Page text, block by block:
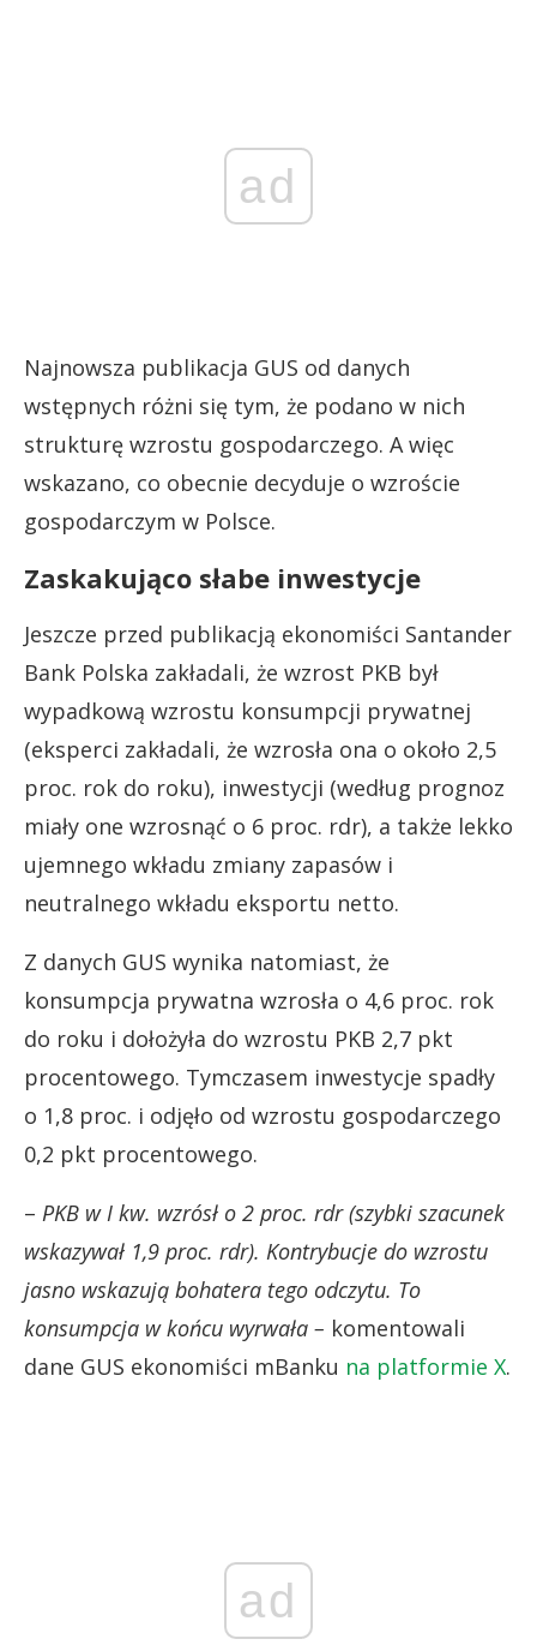
ad
Najnowsza publikacja GUS od danych
wstępnych różni się tym, że podano w nich
strukturę wzrostu gospodarczego. A więc
wskazano, co obecnie decyduje o wzroście
gospodarczym w Polsce.
Zaskakująco słabe inwestycje
Jeszcze przed publikacją ekonomiści Santander
Bank Polska zakładali, że wzrost PKB był
wypadkową wzrostu konsumpcji prywatnej
(eksperci zakładali, że wzrosła ona o około 2,5
proc. rok do roku), inwestycji (według prognoz
miały one wzrosnąć o 6 proc. rdr), a także lekko
ujemnego wkładu zmiany zapasów i
neutralnego wkładu eksportu netto.
Z danych GUS wynika natomiast, że
konsumpcja prywatna wzrosła o 4,6 proc. rok
do roku i dołożyła do wzrostu PKB 2,7 pkt
procentowego. Tymczasem inwestycje spadły
o 1,8 proc. i odjęło od wzrostu gospodarczego
0,2 pkt procentowego.
– PKB w I kw. wzrósł o 2 proc. rdr (szybki szacunek
wskazywał 1,9 proc. rdr). Kontrybucje do wzrostu
jasno wskazują bohatera tego odczytu. To
konsumpcja w końcu wyrwała – komentowali
dane GUS ekonomiści mBanku na platformie X.
ad